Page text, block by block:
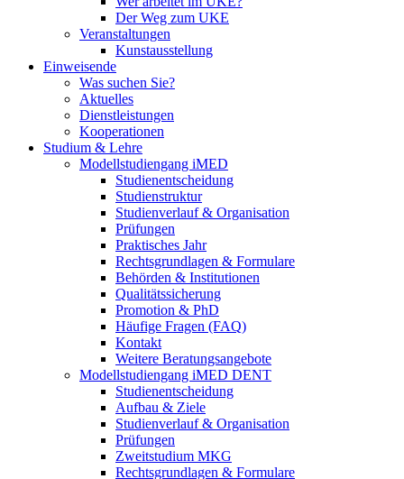
Der Weg zum UKE
Veranstaltungen
Kunstausstellung
Einweisende
Was suchen Sie?
Aktuelles
Dienstleistungen
Kooperationen
Studium & Lehre
Modellstudiengang iMED
Studienentscheidung
Studienstruktur
Studienverlauf & Organisation
Prüfungen
Praktisches Jahr
Rechtsgrundlagen & Formulare
Behörden & Institutionen
Qualitätssicherung
Promotion & PhD
Häufige Fragen (FAQ)
Kontakt
Weitere Beratungsangebote
Modellstudiengang iMED DENT
Studienentscheidung
Aufbau & Ziele
Studienverlauf & Organisation
Prüfungen
Zweitstudium MKG
Rechtsgrundlagen & Formulare